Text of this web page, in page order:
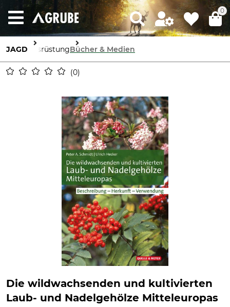
0
JAGD AusrüstungBücher & Medien
0
Die wildwachsenden und kultivierten
Laub- und Nadelgehölze Mitteleuropas